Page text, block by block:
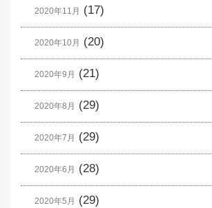
2020年11月 (17)
2020年10月 (20)
2020年9月 (21)
2020年8月 (29)
2020年7月 (29)
2020年6月 (28)
2020年5月 (29)